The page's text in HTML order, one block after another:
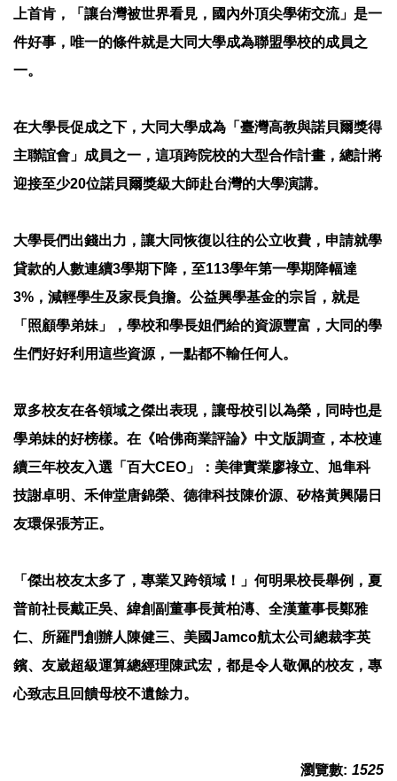
上首肯，「讓台灣被世界看見，國內外頂尖學術交流」是一
件好事，唯一的條件就是大同大學成為聯盟學校的成員之
一。
在大學長促成之下，大同大學成為「臺灣高教與諾貝爾獎得
主聯誼會」成員之一，這項跨院校的大型合作計畫，總計將
迎接至少20位諾貝爾獎級大師赴台灣的大學演講。
大學長們出錢出力，讓大同恢復以往的公立收費，申請就學
貸款的人數連續3學期下降，至113學年第一學期降幅達
3%，減輕學生及家長負擔。公益興學基金的宗旨，就是
「照顧學弟妹」，學校和學長姐們給的資源豐富，大同的學
生們好好利用這些資源，一點都不輸任何人。
眾多校友在各領域之傑出表現，讓母校引以為榮，同時也是
學弟妹的好榜樣。在《哈佛商業評論》中文版調查，本校連
續三年校友入選「百大CEO」：美律實業廖祿立、旭隼科
技謝卓明、禾伸堂唐錦榮、德律科技陳价源、矽格黃興陽日
友環保張芳正。
「傑出校友太多了，專業又跨領域！」何明果校長舉例，夏
普前社長戴正吳、緯創副董事長黃柏漙、全漢董事長鄭雅
仁、所羅門創辦人陳健三、美國Jamco航太公司總裁李英
鑌、友崴超級運算總經理陳武宏，都是令人敬佩的校友，專
心致志且回饋母校不遺餘力。
瀏覽數: 1525